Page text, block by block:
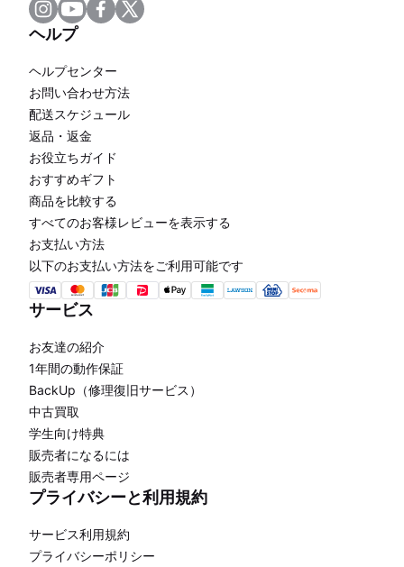
ヘルプ
ヘルプセンター
お問い合わせ方法
配送スケジュール
返品・返金
お役立ちガイド
おすすめギフト
商品を比較する
すべてのお客様レビューを表示する
お支払い方法
以下のお支払い方法をご利用可能です
サービス
お友達の紹介
1年間の動作保証
BackUp（修理復旧サービス）
中古買取
学生向け特典
販売者になるには
販売者専用ページ
プライバシーと利用規約
サービス利用規約
プライバシーポリシー